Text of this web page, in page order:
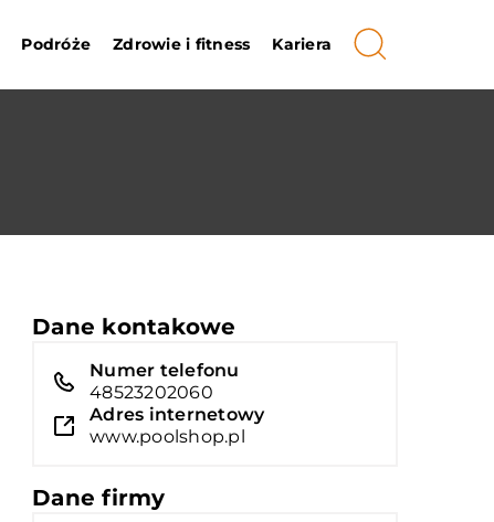
Podróże Zdrowie i fitness Kariera
Dane kontakowe
Numer telefonu
48523202060
Adres internetowy
www.poolshop.pl
Dane firmy